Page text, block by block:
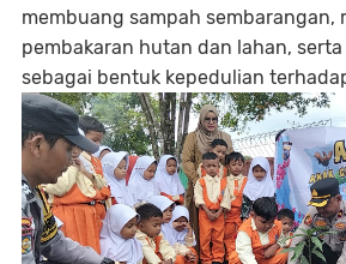
membuang sampah sembarangan,
pembakaran hutan dan lahan,
sebagai bentuk kepedulian